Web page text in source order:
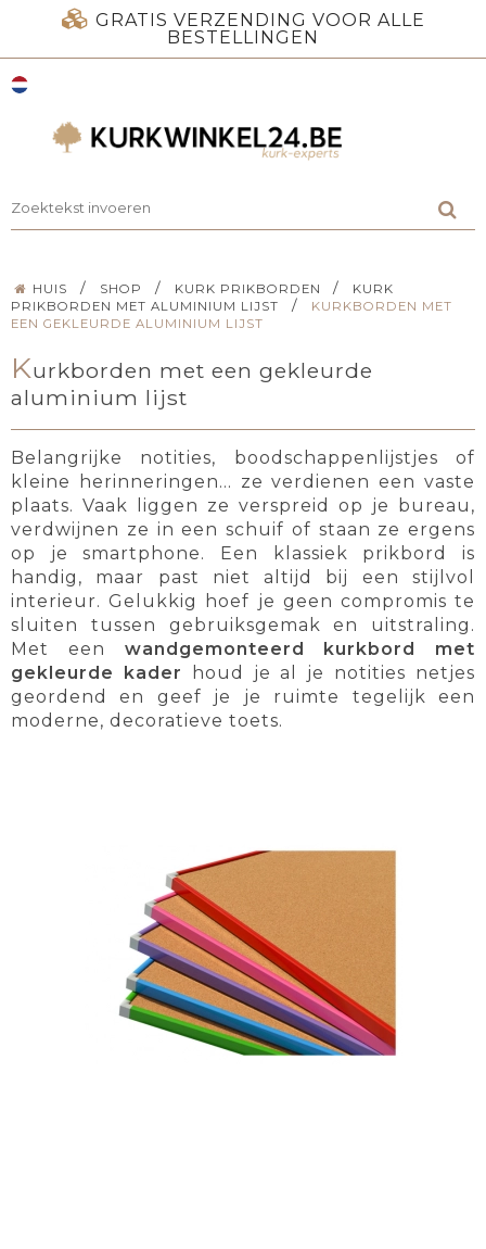
GRATIS VERZENDING VOOR ALLE
BESTELLINGEN
HUIS / SHOP / KURK PRIKBORDEN /
KURK
PRIKBORDEN MET ALUMINIUM LIJST
/
KURKBORDEN MET
EEN GEKLEURDE ALUMINIUM LIJST
Kurkborden met een gekleurde
aluminium lijst
Belangrijke notities, boodschappenlijstjes of
kleine herinneringen… ze verdienen een vaste
plaats. Vaak liggen ze verspreid op je bureau,
verdwijnen ze in een schuif of staan ze ergens
op je smartphone. Een klassiek prikbord is
handig, maar past niet altijd bij een stijlvol
interieur. Gelukkig hoef je geen compromis te
sluiten tussen gebruiksgemak en uitstraling.
Met een wandgemonteerd kurkbord met
gekleurde kader houd je al je notities netjes
geordend en geef je je ruimte tegelijk een
moderne, decoratieve toets.